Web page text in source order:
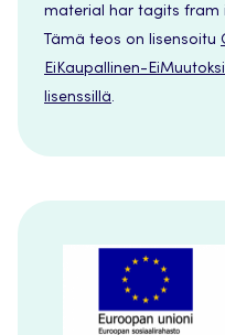
material har tagits fram i
Tämä teos on lisensoitu
EiKaupallinen-
lisenssillä.